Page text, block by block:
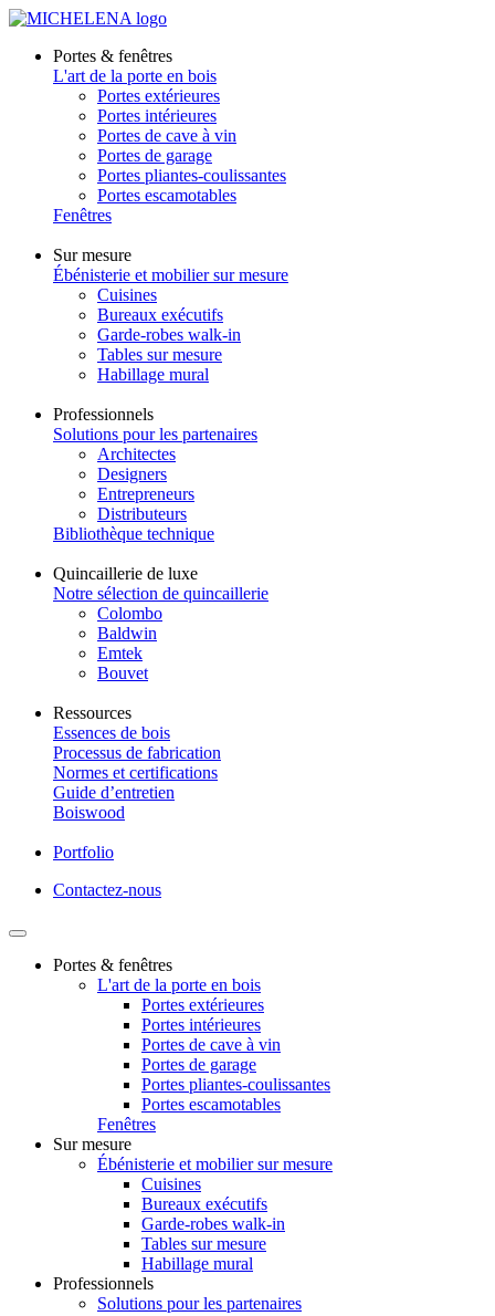
Portes & fenêtres
L'art de la porte en bois
Portes extérieures
Portes intérieures
Portes de cave à vin
Portes de garage
Portes pliantes-coulissantes
Portes escamotables
Fenêtres
Sur mesure
Ébénisterie et mobilier sur mesure
Cuisines
Bureaux exécutifs
Garde-robes walk-in
Tables sur mesure
Habillage mural
Professionnels
Solutions pour les partenaires
Architectes
Designers
Entrepreneurs
Distributeurs
Bibliothèque technique
Quincaillerie de luxe
Notre sélection de quincaillerie
Colombo
Baldwin
Emtek
Bouvet
Ressources
Essences de bois
Processus de fabrication
Normes et certifications
Guide d’entretien
Boiswood
Portfolio
Contactez-nous
Portes & fenêtres
L'art de la porte en bois
Portes extérieures
Portes intérieures
Portes de cave à vin
Portes de garage
Portes pliantes-coulissantes
Portes escamotables
Fenêtres
Sur mesure
Ébénisterie et mobilier sur mesure
Cuisines
Bureaux exécutifs
Garde-robes walk-in
Tables sur mesure
Habillage mural
Professionnels
Solutions pour les partenaires